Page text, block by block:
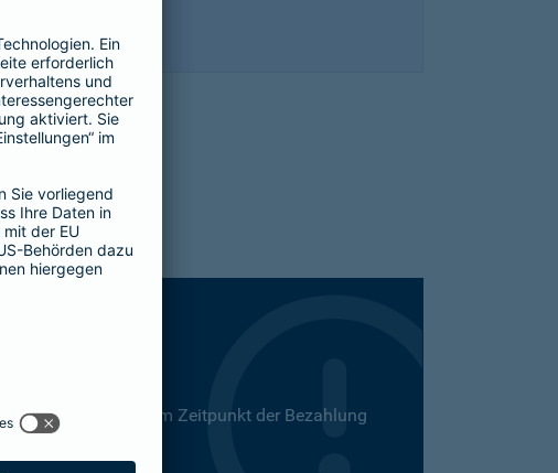
ist. Dies kann zum Zeitpunkt der Bezahlung